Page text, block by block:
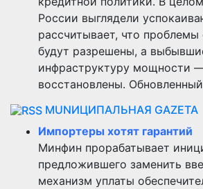
России выглядели
рассчитывает, что
будут разрешены, а
инфраструктуру мощности
восстановлены.
MUNИЦИПАЛЬНАЯ GAZЕТА
Импортеры хотят гарантий
Минфин прорабатывает
предложившего заменить
механизм уплаты